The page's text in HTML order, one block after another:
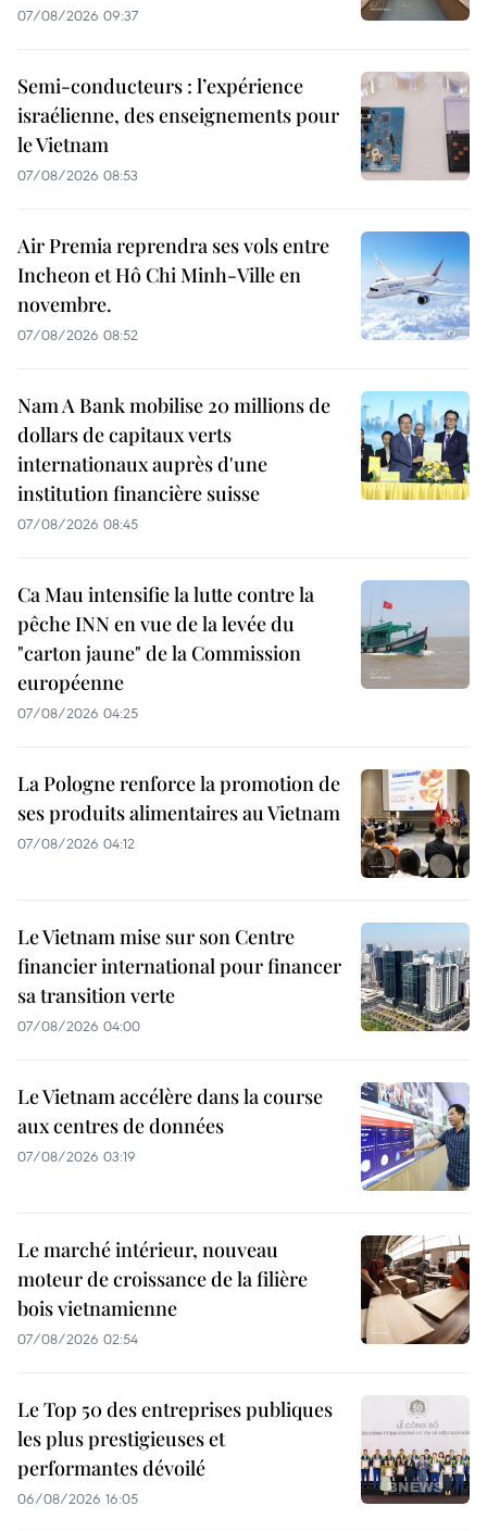
07/08/2026 09:37
Semi-conducteurs : l’expérience
israélienne, des enseignements pour
le Vietnam
07/08/2026 08:53
Air Premia reprendra ses vols entre
Incheon et Hô Chi Minh-Ville en
novembre.
07/08/2026 08:52
Nam A Bank mobilise 20 millions de
dollars de capitaux verts
internationaux auprès d'une
institution financière suisse
07/08/2026 08:45
Ca Mau intensifie la lutte contre la
pêche INN en vue de la levée du
"carton jaune" de la Commission
européenne
07/08/2026 04:25
La Pologne renforce la promotion de
ses produits alimentaires au Vietnam
07/08/2026 04:12
Le Vietnam mise sur son Centre
financier international pour financer
sa transition verte
07/08/2026 04:00
Le Vietnam accélère dans la course
aux centres de données
07/08/2026 03:19
Le marché intérieur, nouveau
moteur de croissance de la filière
bois vietnamienne
07/08/2026 02:54
Le Top 50 des entreprises publiques
les plus prestigieuses et
performantes dévoilé
06/08/2026 16:05